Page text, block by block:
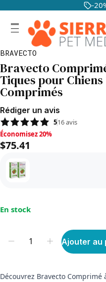
-
BRAVECTO
Bravecto
Tiques pour Chiens
Comprimés
Rédiger un avis
516avis
Économisez 20%,
Économisez 20%
$75.41
En stock
Ajouter au
Découvrez Bravecto